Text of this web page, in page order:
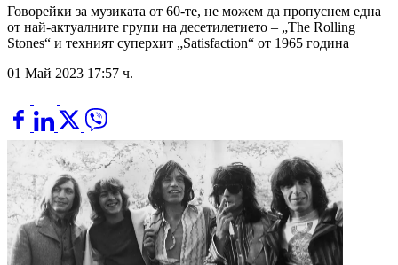
Говорейки за музиката от 60-те, не можем да пропуснем една
от най-актуалните групи на десетилетието – „The Rolling
Stones“ и техният суперхит „Satisfaction“ от 1965 година
01 Май 2023 17:57 ч.